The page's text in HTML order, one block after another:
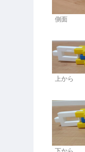
側面
上から